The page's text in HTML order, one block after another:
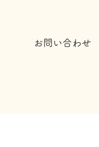
お問い合わせ